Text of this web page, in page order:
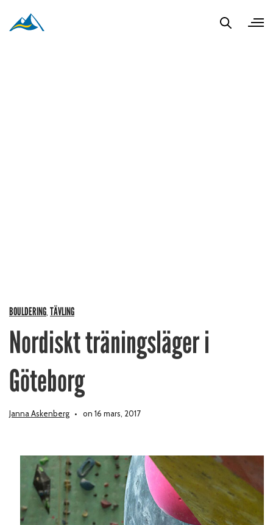
BOULDERING TÄVLING
Nordiskt träningsläger i
Göteborg
Janna Askenberg on 16 mars, 2017